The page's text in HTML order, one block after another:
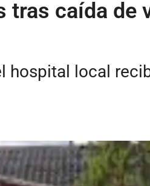
caída de
hospital local